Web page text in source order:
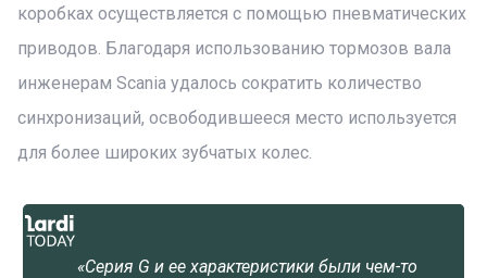
коробках осуществляется с помощью пневматических
приводов. Благодаря использованию тормозов вала
инженерам Scania удалось сократить количество
синхронизаций, освободившееся место используется
для более широких зубчатых колес.
«Серия G и ее характеристики были чем-то